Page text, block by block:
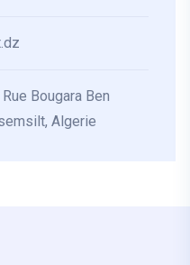
Bougara Ben
Algerie